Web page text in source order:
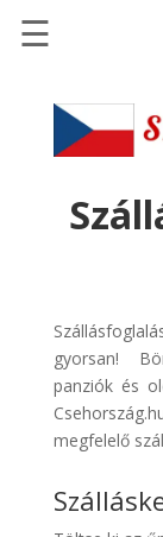
Szállások
Discover
Cars
Transzfer
Kiwi
Taxi
☰
gyorsan!
panziók és
megfelelő